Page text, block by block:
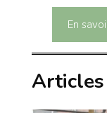
En
Articles